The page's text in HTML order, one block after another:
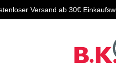
Versand ab 30€